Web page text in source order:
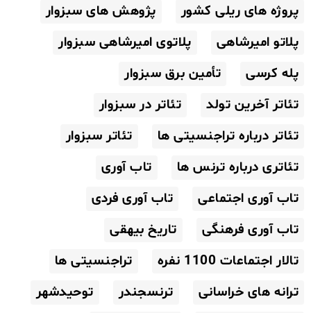
پروژه های ریلی کشور
پژوهش های سبزوار
پلاتو امیرشاهی
پلاتوی امیرشاهی سبزوار
پله کرسی
تأمین برق سبزوار
تئاتر آخرین تولد
تئاتر در سبزوار
تئاتر درباره تراجنسیتی ها
تئاتر سبزوار
تئاتری درباره ترنس ها
تاب آوری
تاب آوری اجتماعی
تاب آوری فردی
تاب آوری فرهنگی
تاریخ بیهقی
تالار اجتماعات 1100 نفره
تراجنسیتی ها
ترانه های خراسانی
ترنسجندر
توحیدشهر